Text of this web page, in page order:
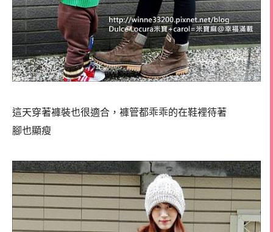
這天穿著褲裝也很適合，褲管都乖乖的在鞋裡待著
腳也顯瘦